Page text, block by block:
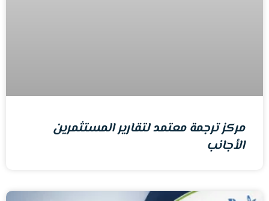
مركز ترجمة معتمد لتقارير المستثمرين
الأجانب